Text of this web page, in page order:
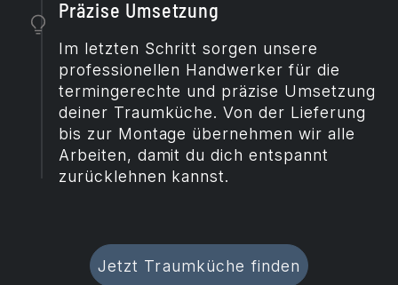
Präzise Umsetzung
Im letzten Schritt sorgen unsere
professionellen Handwerker für die
termingerechte und präzise Umsetzung
deiner Traumküche. Von der Lieferung
bis zur Montage übernehmen wir alle
Arbeiten, damit du dich entspannt
zurücklehnen kannst.
Jetzt Traumküche finden